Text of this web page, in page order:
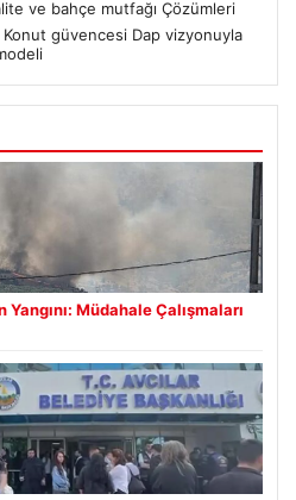
ve bahçe mutfağı Çözümleri
Konut güvencesi Dap vizyonuyla
Yangını: Müdahale Çalışmaları